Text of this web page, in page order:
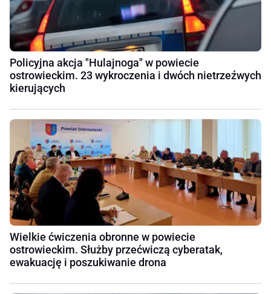
Policyjna akcja "Hulajnoga" w powiecie
ostrowieckim. 23 wykroczenia i dwóch nietrzeźwych
kierujących
Wielkie ćwiczenia obronne w powiecie
ostrowieckim. Służby przećwiczą cyberatak,
ewakuację i poszukiwanie drona